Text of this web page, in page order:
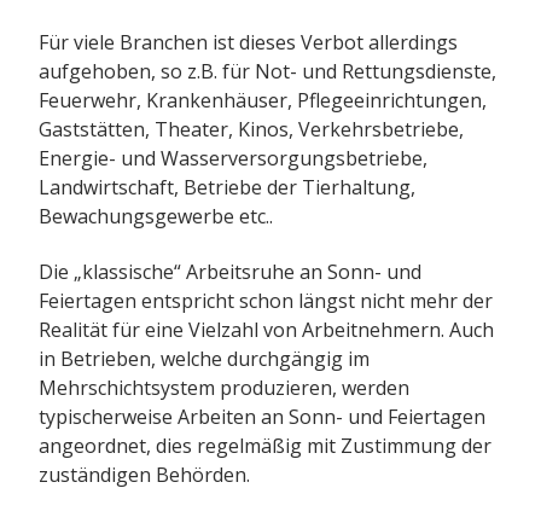
Für viele Branchen ist dieses Verbot allerdings
aufgehoben, so z.B. für Not- und Rettungsdienste,
Feuerwehr, Krankenhäuser, Pflegeeinrichtungen,
Gaststätten, Theater, Kinos, Verkehrsbetriebe,
Energie- und Wasserversorgungsbetriebe,
Landwirtschaft, Betriebe der Tierhaltung,
Bewachungsgewerbe etc..
Die „klassische“ Arbeitsruhe an Sonn- und
Feiertagen entspricht schon längst nicht mehr der
Realität für eine Vielzahl von Arbeitnehmern. Auch
in Betrieben, welche durchgängig im
Mehrschichtsystem produzieren, werden
typischerweise Arbeiten an Sonn- und Feiertagen
angeordnet, dies regelmäßig mit Zustimmung der
zuständigen Behörden.